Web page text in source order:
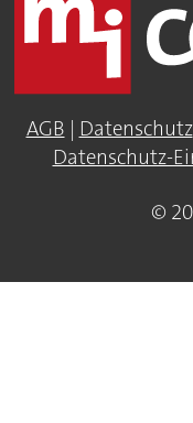
AGB | Datenschutz
Datenschutz-
©